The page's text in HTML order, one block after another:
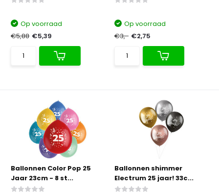
Op voorraad
€5,88 €5,39
Op voorraad
€3,- €2,75
Ballonnen Color Pop 25
Jaar 23cm - 8 st...
Ballonnen shimmer
Electrum 25 jaar! 33c...